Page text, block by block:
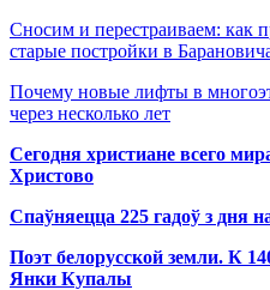
Сносим и перестраиваем: как
старые постройки в
Почему новые лифты в
через несколько лет
Сегодня христиане всего
Христово
Спаўняецца 225 гадоў з дня
Поэт белорусской земли. К
Янки Купалы